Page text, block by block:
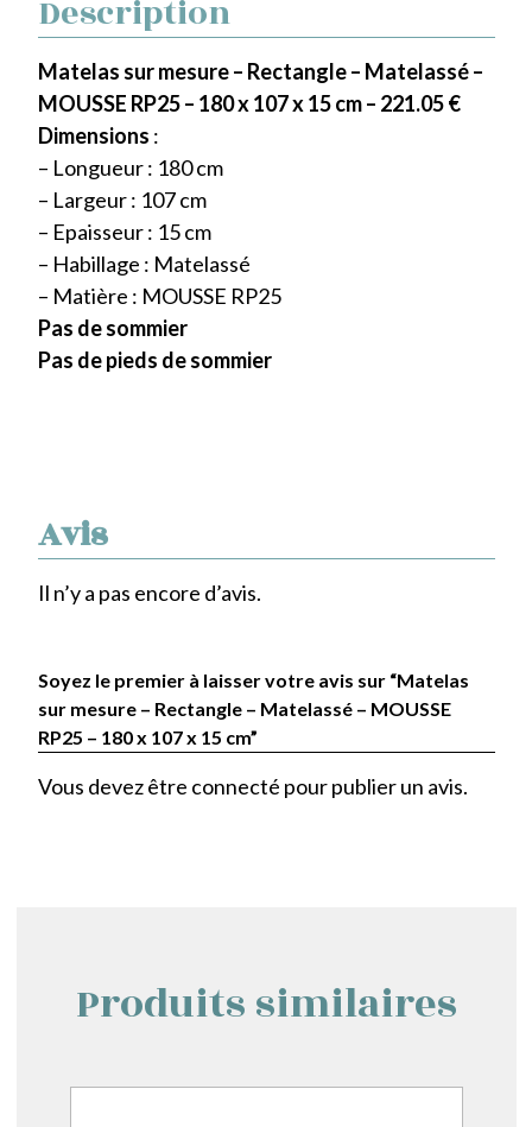
Avis
Il n’y a pas encore d’avis.
Soyez le premier à laisser votre avis sur “Matelas
sur mesure – Rectangle – Matelassé – MOUSSE
RP25 – 180 x 107 x 15 cm”
Vous devez être connecté pour publier un avis.
Description
Matelas sur mesure – Rectangle – Matelassé –
MOUSSE RP25 – 180 x 107 x 15 cm – 221.05 €
Dimensions :
– Longueur : 180 cm
– Largeur : 107 cm
– Epaisseur : 15 cm
– Habillage : Matelassé
– Matière : MOUSSE RP25
Pas de sommier
Pas de pieds de sommier
Produits similaires